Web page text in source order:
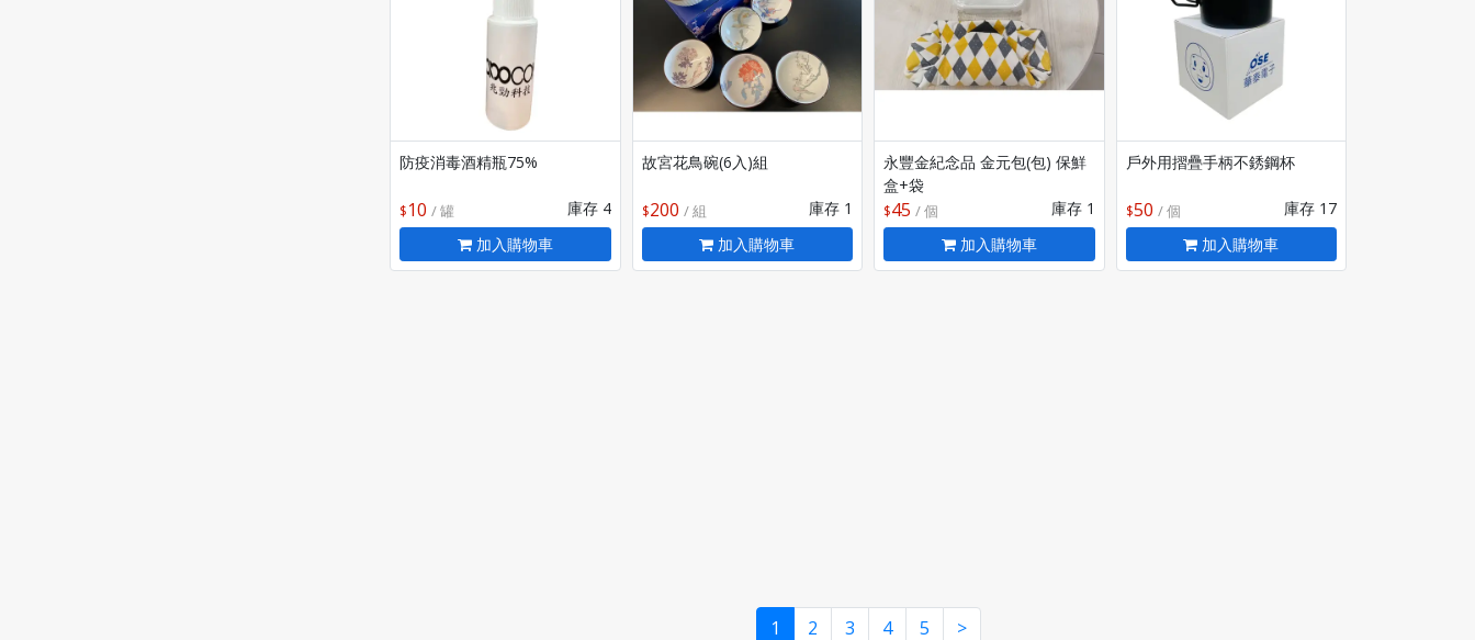
防疫消毒酒精瓶75%
10 / 罐
庫存 4
加入購物車
故宮花鳥碗(6入)組
200 / 組
庫存 1
加入購物車
永豐金紀念品 金元包(包) 保鮮
盒+袋
45 / 個
庫存 1
加入購物車
戶外用摺疊手柄不銹鋼杯
50 / 個
庫存 17
加入購物車
1 2 3 4 5 >